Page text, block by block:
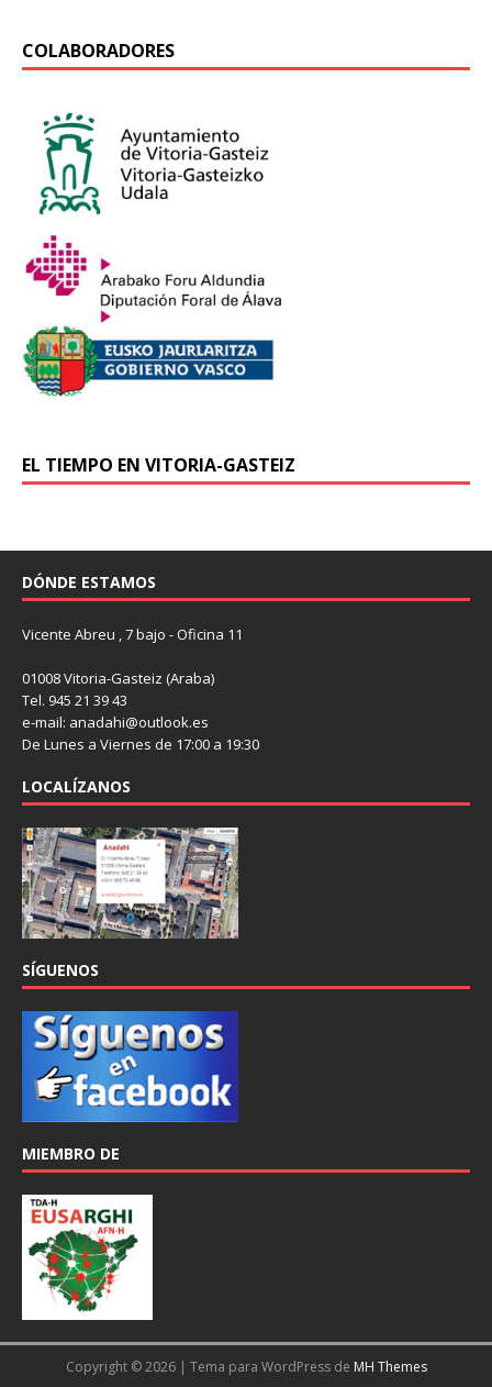
COLABORADORES
EL TIEMPO EN VITORIA-GASTEIZ
DÓNDE ESTAMOS
Vicente Abreu , 7 bajo - Oficina 11
01008 Vitoria-Gasteiz (Araba)
Tel. 945 21 39 43
e-mail: anadahi@outlook.es
De Lunes a Viernes de 17:00 a 19:30
LOCALÍZANOS
SÍGUENOS
MIEMBRO DE
Copyright © 2026 | Tema para WordPress de MH Themes